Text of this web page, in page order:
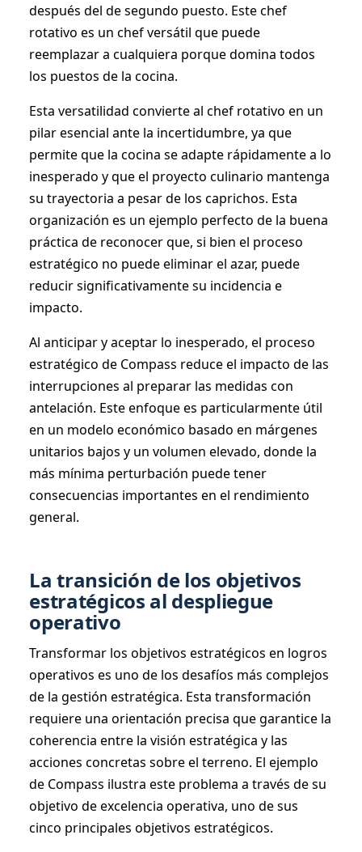
después del de segundo puesto. Este chef
rotativo es un chef versátil que puede
reemplazar a cualquiera porque domina todos
los puestos de la cocina.
Esta versatilidad convierte al chef rotativo en un
pilar esencial ante la incertidumbre, ya que
permite que la cocina se adapte rápidamente a lo
inesperado y que el proyecto culinario mantenga
su trayectoria a pesar de los caprichos. Esta
organización es un ejemplo perfecto de la buena
práctica de reconocer que, si bien el proceso
estratégico no puede eliminar el azar, puede
reducir significativamente su incidencia e
impacto.
Al anticipar y aceptar lo inesperado, el proceso
estratégico de Compass reduce el impacto de las
interrupciones al preparar las medidas con
antelación. Este enfoque es particularmente útil
en un modelo económico basado en márgenes
unitarios bajos y un volumen elevado, donde la
más mínima perturbación puede tener
consecuencias importantes en el rendimiento
general.
La transición de los objetivos
estratégicos al despliegue
operativo
Transformar los objetivos estratégicos en logros
operativos es uno de los desafíos más complejos
de la gestión estratégica. Esta transformación
requiere una orientación precisa que garantice la
coherencia entre la visión estratégica y las
acciones concretas sobre el terreno. El ejemplo
de Compass ilustra este problema a través de su
objetivo de excelencia operativa, uno de sus
cinco principales objetivos estratégicos.